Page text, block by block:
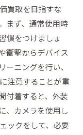
買取を目指すな
まず、通常使用時
慣をつけましょ
衝撃からデバイス
ニングを行い、
注意することが重
付着すると、外装
、カメラを使用し
ックをして、必要